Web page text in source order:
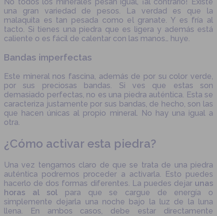
una gran variedad de pesos. La verdad es que la
malaquita es tan pesada como el granate. Y es fría al
tacto. Si tienes una piedra que es ligera y además está
caliente o es fácil de calentar con las manos… huye.
Bandas imperfectas
Este mineral nos fascina, además de por su color verde,
por sus preciosas bandas. Si ves que estas son
demasiado perfectas, no es una piedra auténtica. Esta se
caracteriza justamente por sus bandas, de hecho, son las
que hacen únicas al propio mineral. No hay una igual a
otra.
¿Cómo activar esta piedra?
Una vez tengamos claro de que se trata de una piedra
auténtica podremos proceder a activarla. Esto puedes
hacerlo de dos formas diferentes. La puedes dejar unas
horas al sol para que se cargue de energía o
simplemente dejarla una noche bajo la luz de la luna
llena. En ambos casos, debe estar directamente